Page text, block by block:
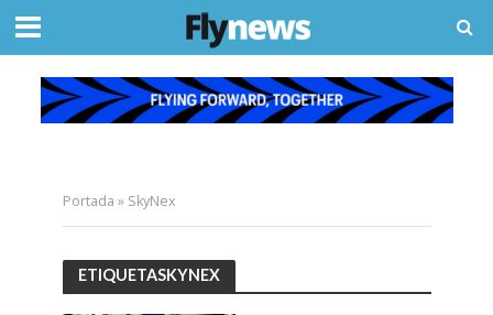
Portada » SkyNex
ETIQUETASKYNEX